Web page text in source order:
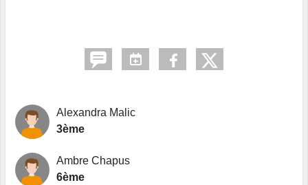
Alexandra Malic
3ème
Ambre Chapus
6ème